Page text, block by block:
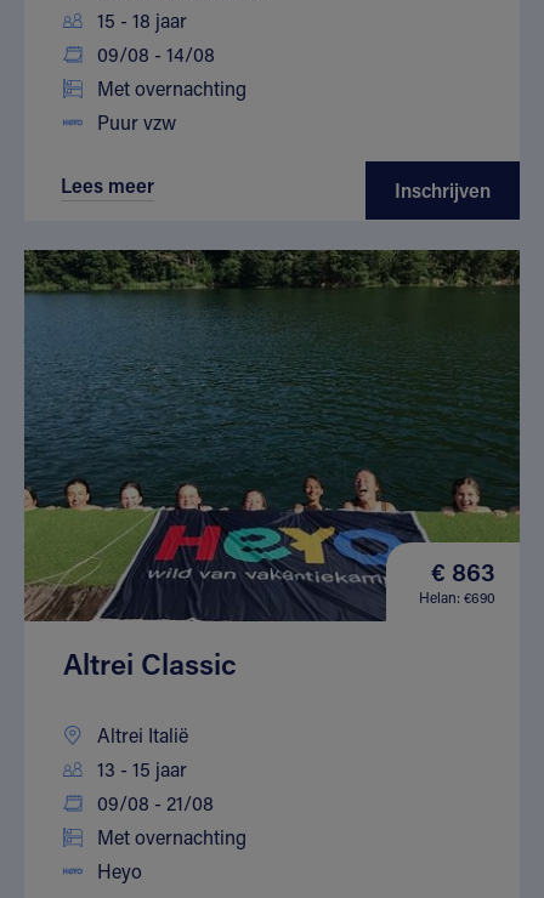
15 - 18 jaar
09/08 - 14/08
Met overnachting
Puur vzw
Lees meer Inschrijven
€ 863
Helan: €690
Altrei Classic
Altrei Italië
13 - 15 jaar
09/08 - 21/08
Met overnachting
Heyo